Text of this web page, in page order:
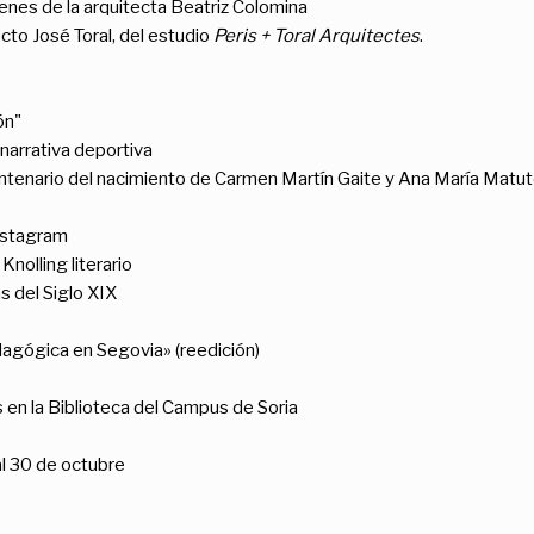
de la arquitecta Beatriz Colomina
José Toral, del estudio Peris + Toral Arquitectes.
deportiva
del nacimiento de Carmen Martín Gaite y Ana María
literario
del Siglo XIX
en Segovia» (reedición)
la Biblioteca del Campus de Soria
30 de octubre